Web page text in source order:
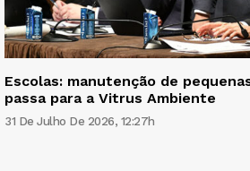
Escolas: manutenção de
passa para a Vitrus Ambiente
31 De Julho De 2026, 12:27h